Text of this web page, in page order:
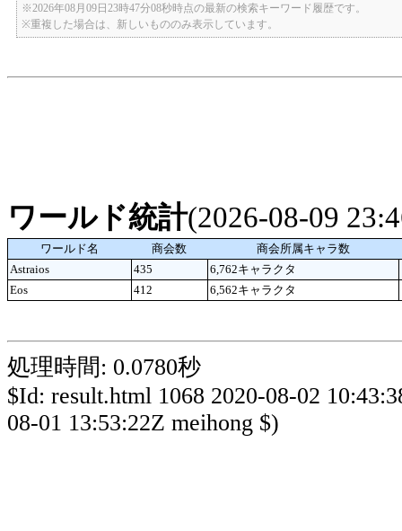
※2026年08月09日23時47分08秒時点の最新の検索キーワード履歴です。
※重複した場合は、新しいもののみ表示しています。
ワールド統計(2026-08-09
ワールド名 商会数
商会所属キャラ数
Astraios
435 6,762キャラクタ
Eos
412 6,562キャラクタ
処理時間: 0.0780秒
$Id: result.html 1068 2020-08-02
08-01 13:53:22Z meihong $)